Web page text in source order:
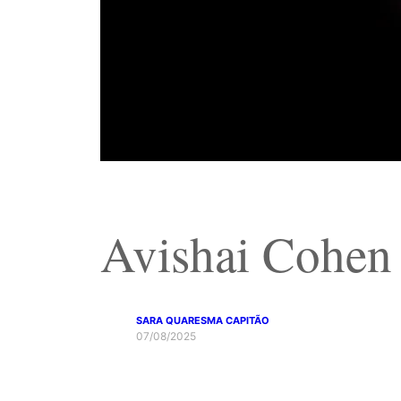
Avishai
SARA QUARESMA CAPITÃO
07/08/2025